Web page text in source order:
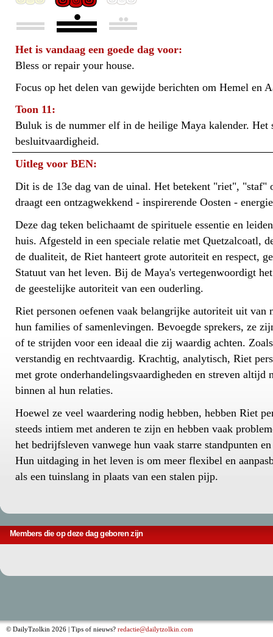
Het is vandaag een goede dag voor:
Bless or repair your house.
Focus op het delen van gewijde berichten om Hemel en
Toon 11:
Buluk is de nummer elf in de heilige Maya kalender. Het
besluitvaardigheid.
Uitleg voor BEN:
Dit is de 13e dag van de uinal. Het betekent "riet", "staf"
draagt een ontzagwekkend - inspirerende Oosten -
Deze dag teken belichaamt de spirituele essentie en
huis. Afgesteld in een speciale relatie met Quetzalcoatl,
de dualiteit, de Riet hanteert grote autoriteit en respect,
Statuut van het leven. Bij de Maya's vertegenwoordigt
de geestelijke autoriteit van een ouderling.
Riet personen oefenen vaak belangrijke autoriteit uit van
hun families of samenlevingen. Bevoegde sprekers, ze
of te strijden voor een ideaal die zij waardig achten.
verstandig en rechtvaardig. Krachtig, analytisch, Riet
met grote onderhandelingsvaardigheden en streven altijd
binnen al hun relaties.
Hoewel ze veel waardering nodig hebben, hebben Riet
steeds intiem met anderen te zijn en hebben vaak
het bedrijfsleven vanwege hun vaak starre standpunten
Hun uitdaging in het leven is om meer flexibel en
als een tuinslang in plaats van een stalen pijp.
Members die op deze dag geboren zijn
© DailyTzolkin 2026 | Tips of nieuws? redactie@dailytzolkin.com